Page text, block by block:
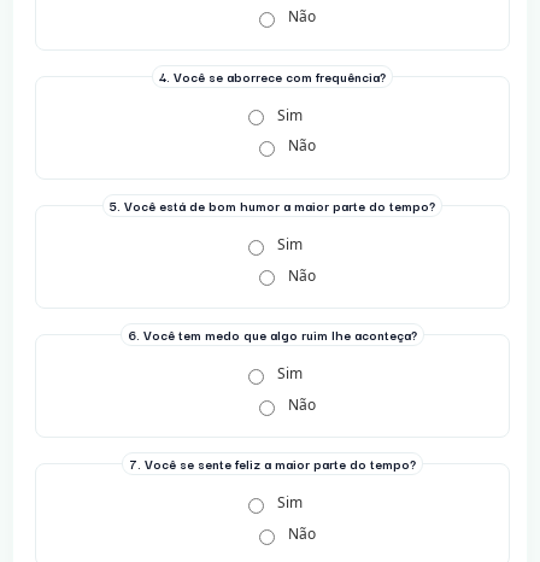
Não
4. Você se aborrece com frequência?
Sim
Não
5. Você está de bom humor a maior parte do tempo?
Sim
Não
6. Você tem medo que algo ruim lhe aconteça?
Sim
Não
7. Você se sente feliz a maior parte do tempo?
Sim
Não